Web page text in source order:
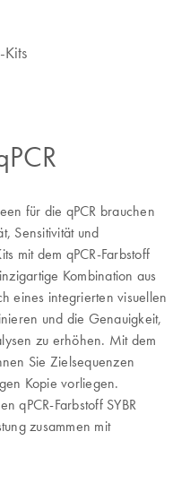
Kits
für die qPCR brauchen
Sensitivität und
mit dem qPCR-Farbstoff
Kombination aus
eines integrierten visuellen
und die Genauigkeit,
zu erhöhen. Mit dem
Sie Zielsequenzen
Kopie vorliegen.
qPCR-Farbstoff SYBR
zusammen mit